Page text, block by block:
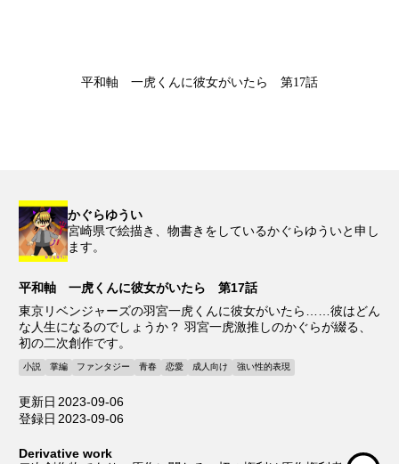
平和軸 一虎くんに彼女がいたら 第17話
かぐらゆうい
宮崎県で絵描き、物書きをしているかぐらゆういと申し
ます。
平和軸 一虎くんに彼女がいたら 第17話
東京リベンジャーズの羽宮一虎くんに彼女がいたら……彼はどん
な人生になるのでしょうか？ 羽宮一虎激推しのかぐらが綴る、
初の二次創作です。
小説 掌編 ファンタジー 青春 恋愛 成人向け 強い性的表現
更新日 2023-09-06
登録日 2023-09-06
Derivative work